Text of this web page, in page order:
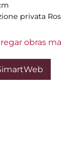
privata
obras